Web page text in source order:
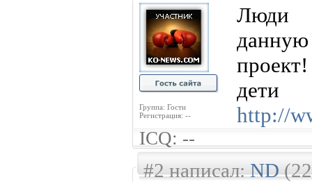
Группа: Гости
Регистрация: --
Люди
дети
http://
ICQ: --
#2 написал:ND(22